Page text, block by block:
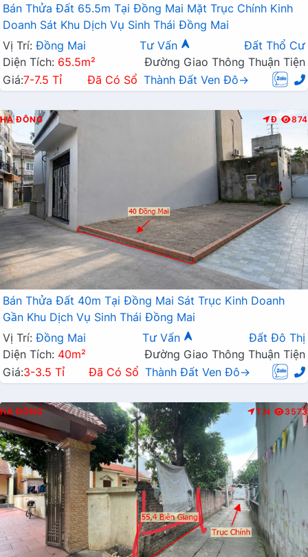
Bán Thửa Đất 65.5m Tại Đồng Mai Mặt Trục Chính Kinh
Doanh Sát Khu Dịch Vụ Sinh Thái Đồng Mai
Vị Trí: Đồng Mai Tư Vấn
Đất Thổ Cư
Diện Tích: 65.5m²
Đường Giao Thông Thuận Tiện
Giá:7-7.5 Tỉ Đã Có Sổ Thành Đất Ven Đô→
HÀ ĐÔNG Đ 874
Bán Thửa Đất 40m Tại Đồng Mai Sát Trục Kinh Doanh
Gần Khu Dịch Vụ Sinh Thái Đồng Mai
Vị Trí: Đồng Mai Tư Vấn
Đất Đô Thị
Diện Tích: 40m²
Đường Giao Thông Thuận Tiện
Giá:3-3.5 Tỉ Đã Có Sổ Thành Đất Ven Đô→
HÀ ĐÔNG T.N 3573